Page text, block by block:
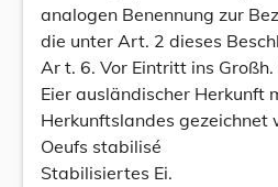
analogen Benennung zur
die unter Art. 2 dieses
Ar t. 6. Vor Eintritt ins
Eier ausländischer Herkunft
Herkunftslandes gezeichnet
Oeufs stabilisé
Stabilisiertes Ei.